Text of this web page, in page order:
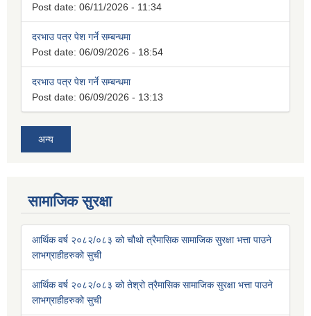
Post date: 06/11/2026 - 11:34
दरभाउ पत्र पेश गर्ने सम्बन्धमा
Post date: 06/09/2026 - 18:54
दरभाउ पत्र पेश गर्ने सम्बन्धमा
Post date: 06/09/2026 - 13:13
अन्य
सामाजिक सुरक्षा
आर्थिक वर्ष २०८२/०८३ को चौथो त्रैमासिक सामाजिक सुरक्षा भत्ता पाउने
लाभग्राहीहरुको सुची
आर्थिक वर्ष २०८२/०८३ को तेश्रो त्रैमासिक सामाजिक सुरक्षा भत्ता पाउने
लाभग्राहीहरुको सुची